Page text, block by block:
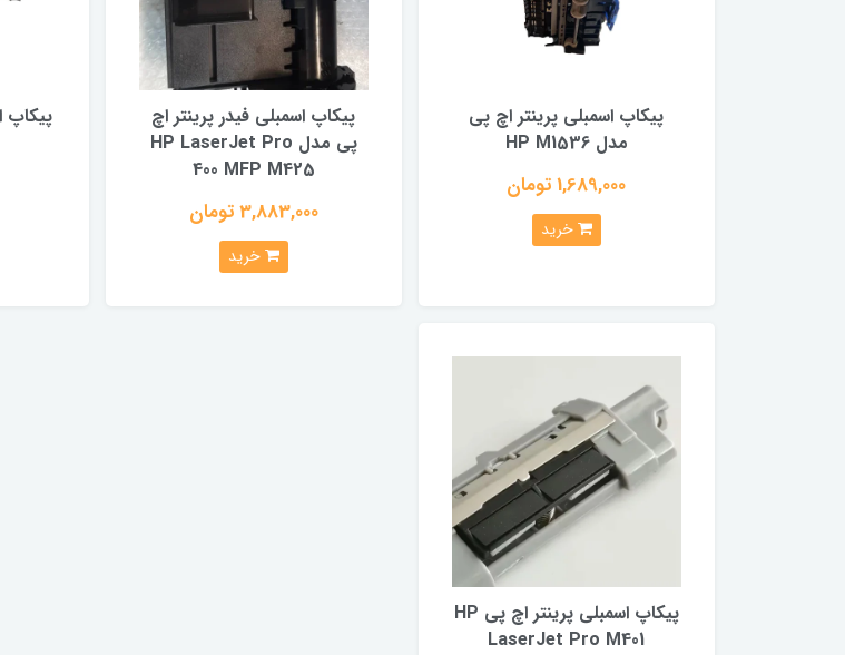
پیکاپ اسمبلی پرینتر اچ پی
مدل HP M1536
1,689,000 تومان
خرید
پیکاپ اسمبلی فیدر پرینتر اچ
پی مدل HP LaserJet Pro
400 MFP M425
3,883,000 تومان
خرید
پیکاپ اسمبلی پرینتر اچ پی HP
LaserJet Pro M401